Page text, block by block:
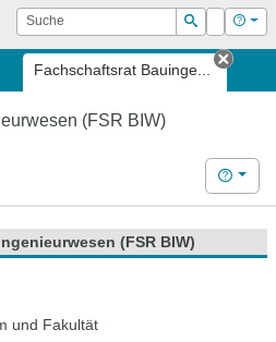
Suche
Suchen
Login Hilfe
Fachschaftsrat Bauinge...
Tab
(FSR BIW)
Hilfe
(FSR BIW)
und Fakultät